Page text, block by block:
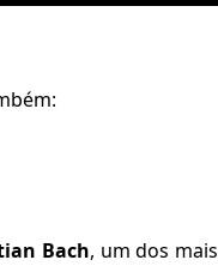
Bach, um dos mais